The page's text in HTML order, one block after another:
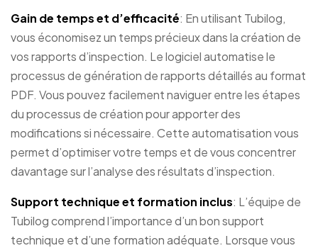
Gain de temps et d’efficacité: En utilisant Tubilog,
vous économisez un temps précieux dans la création de
vos rapports d’inspection. Le logiciel automatise le
processus de génération de rapports détaillés au format
PDF. Vous pouvez facilement naviguer entre les étapes
du processus de création pour apporter des
modifications si nécessaire. Cette automatisation vous
permet d’optimiser votre temps et de vous concentrer
davantage sur l’analyse des résultats d’inspection.
Support technique et formation inclus: L’équipe de
Tubilog comprend l’importance d’un bon support
technique et d’une formation adéquate. Lorsque vous